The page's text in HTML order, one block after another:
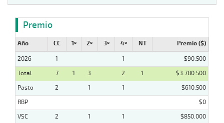
Premio
Año CC 1º 2º 3º 4º NT Premio ($)
2026 1 1
$90.500
Total
7 1 3 2 1
$3.780.500
Pasto
2 1 1
$610.500
RBP
$0
VSC
2 1 1
$850.000